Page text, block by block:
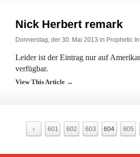
Nick Herbert remark
Donnerstag, der 30. Mai 2013 in Prophetic
Leider ist der Eintrag nur auf
verfügbar.
View This Article →
‹ 601 602 603 604 605